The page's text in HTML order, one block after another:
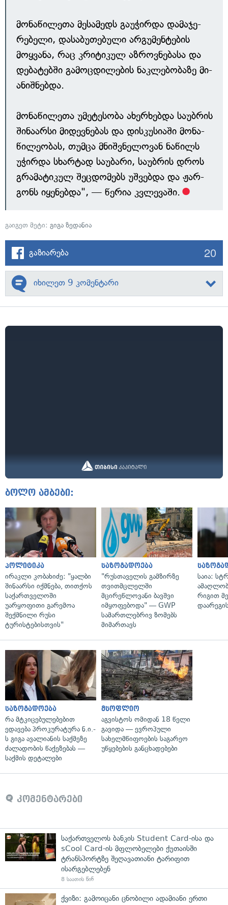
მო­ნა­წი­ლე­თა მე­სა­მედს გა­უ­ჭირ­და და­მაჯე­
რე­ბე­ლი, და­სა­ბუ­თე­ბუ­ლი არ­გუ­მენ­ტე­ბის
მოყ­ვა­ნა, რაც კრი­ტი­კულ აზ­როვ­ნე­ბა­სა და
დე­ბა­ტებ­ში გა­მოც­დი­ლე­ბის ნაკ­ლე­ბო­ბა­ზე მი­
ა­ნიშ­ნებ­და.
მო­ნა­წი­ლე­თა უმე­ტე­სო­ბა ახერ­ხებ­და სა­უბრის
ში­ნა­ა­რსი მი­დევ­ნე­ბას და დის­კუ­სი­ა­ში მო­ნა­
წი­ლე­ო­ბას, თუმ­ცა მნიშ­ვ­ნე­ლო­ვან ნაწილს
უჭირ­და სხარ­ტად სა­უ­ბა­რი, სა­უბ­რის დროს
გრა­მა­ტი­კულ შეც­დო­მებს უშ­ვებ­და და ჟარ­
გონს იყე­ნებ­და", — წერია კვლევაში.
გაიგეთ მეტი: გიგა ზედანია
გაზიარება 20
იხილეთ 9 კომენტარი
ბოლო ამბები:
პოლიტიკა
ირაკლი კობახიძე: "ყალბი
შინაარსი იქმნება, თითქოს
საქართველოში
უარყოფითი გარემოა
შექმნილი რუსი
ტურისტებისთვის"
საზოგადოება
"რუსთაველის გამზირზე
თვითმცლელში
მცირეწლოვანი ბავშვი
იმყოფებოდა" — GWP
სამართლებრივ ზომებს
მიმართავს
საია:
რიგით
საზოგადოება
რა მტკიცებულებებით
ედავება პროკურატურა ნ.ი.-
ს გიგა ავალიანის საქმეზე
ძალადობის წაქეზებას —
საქმის დეტალები
მსოფლიო
აგვისტოს ომიდან 18 წელი
გავიდა — ევროპული
სახელმწიფოების საგარეო
უწყებების განცხადებები
კომენტარები
საქართველოს ბანკის Student Card-ისა და
sCool Card-ის მფლობელები ქუთაისში
ტრანსპორტზე შეღავათიანი ტარიფით
ისარგებლებენ
8 საათის წინ
ქვიზი: გამოიცანი ცნობილი ადამიანი ერთი